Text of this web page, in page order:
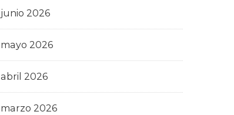
junio 2026
mayo 2026
abril 2026
marzo 2026